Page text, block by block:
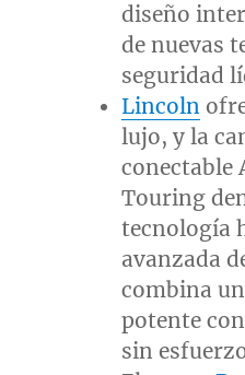
diseño
de nuevas
seguridad
Lincoln
lujo, y la
conectable
Touring
tecnología
avanzada
combina
potente
sin